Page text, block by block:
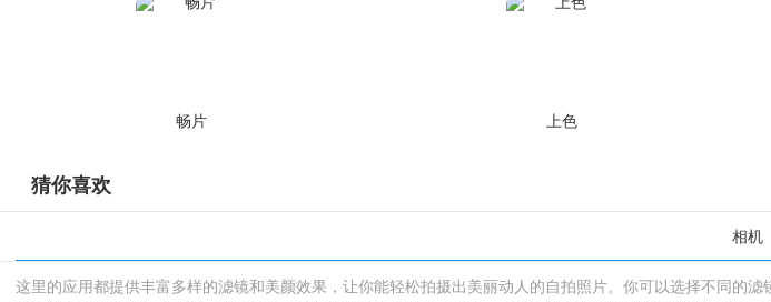
畅片 上色
猜你喜欢
相机
这里的应用都提供丰富多样的滤镜和美颜效果，让你能轻松拍摄出美丽动人的自拍照片。你可以选择不同的